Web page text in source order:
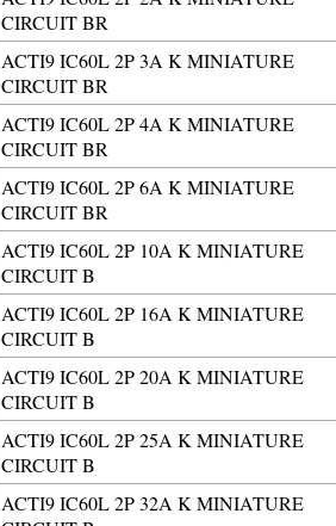
CIRCUIT BR
ACTI9 IC60L 2P 3A K MINIATURE
CIRCUIT BR
ACTI9 IC60L 2P 4A K MINIATURE
CIRCUIT BR
ACTI9 IC60L 2P 6A K MINIATURE
CIRCUIT BR
ACTI9 IC60L 2P 10A K MINIATURE
CIRCUIT B
ACTI9 IC60L 2P 16A K MINIATURE
CIRCUIT B
ACTI9 IC60L 2P 20A K MINIATURE
CIRCUIT B
ACTI9 IC60L 2P 25A K MINIATURE
CIRCUIT B
ACTI9 IC60L 2P 32A K MINIATURE